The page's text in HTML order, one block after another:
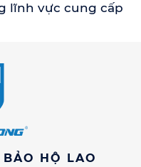
lĩnh vực cung cấp
HỘ LAO